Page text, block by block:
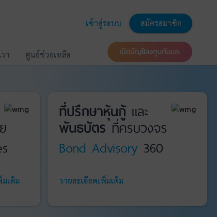
เข้าสู่ระบบ สมัครสมาชิก
า ศูนย์ช่วยเหลือ เปิดบัญชีลงทุนกับบล.
มเติม
ที่ปรึกษาหุ้นกู้และ
พันธบัตรที่ครบวงจร
Bond Advisory360
รายละเอียดเพิ่มเติม